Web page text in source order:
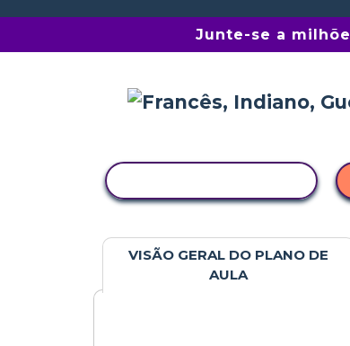
Junte-se a
VISÃO GERAL DO PLANO DE
AULA